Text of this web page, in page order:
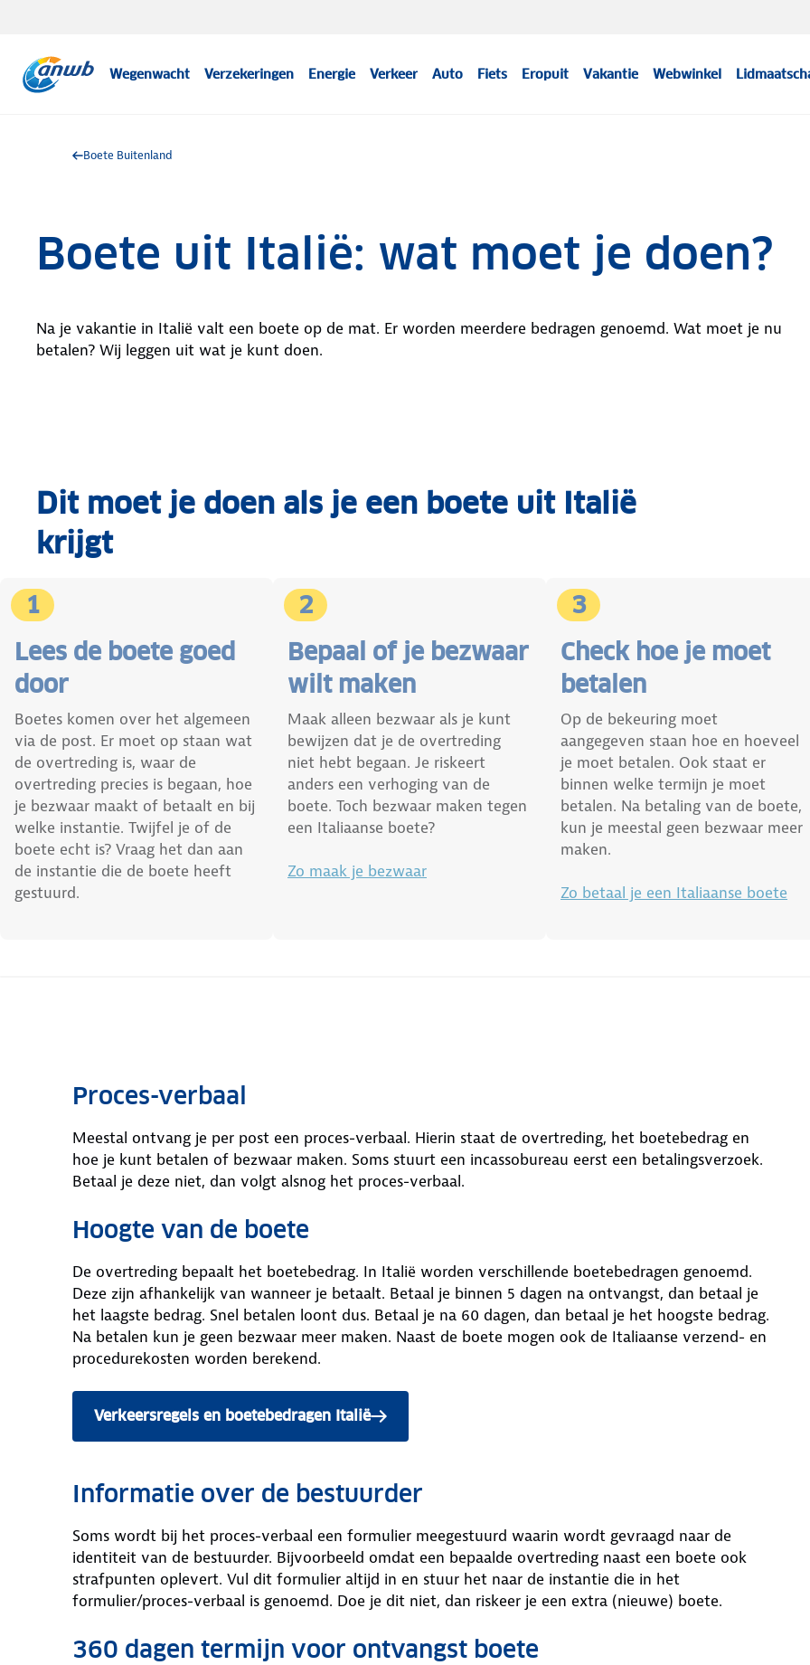
Wegenwacht Verzekeringen Energie Verkeer Auto Fiets Eropuit Vakantie Webwinkel
Boete Buitenland
Boete uit Italië: wat moet je doen?
Na je vakantie in Italië valt een boete op de mat. Er worden meerdere bedragen genoemd. Wat moet je nu
betalen? Wij leggen uit wat je kunt doen.
Dit moet je doen als je een boete uit Italië
krijgt
1
Lees de boete goed
door
Boetes komen over het algemeen
via de post. Er moet op staan wat
de overtreding is, waar de
overtreding precies is begaan, hoe
je bezwaar maakt of betaalt en bij
welke instantie. Twijfel je of de
boete echt is? Vraag het dan aan
de instantie die de boete heeft
gestuurd.
2
Bepaal of je bezwaar
wilt maken
Maak alleen bezwaar als je kunt
bewijzen dat je de overtreding
niet hebt begaan. Je riskeert
anders een verhoging van de
boete. Toch bezwaar maken tegen
een Italiaanse boete?
Zo maak je bezwaar
3
Check hoe je moet
betalen
Op de bekeuring moet
aangegeven staan hoe en hoeveel
je moet betalen. Ook staat er
binnen welke termijn je moet
betalen. Na betaling van de boete,
kun je meestal geen bezwaar meer
maken.
Zo betaal je een Italiaanse boete
Proces-verbaal
Meestal ontvang je per post een proces-verbaal. Hierin staat de overtreding, het boetebedrag en
hoe je kunt betalen of bezwaar maken. Soms stuurt een incassobureau eerst een betalingsverzoek.
Betaal je deze niet, dan volgt alsnog het proces-verbaal.
Hoogte van de boete
De overtreding bepaalt het boetebedrag. In Italië worden verschillende boetebedragen genoemd.
Deze zijn afhankelijk van wanneer je betaalt. Betaal je binnen 5 dagen na ontvangst, dan betaal je
het laagste bedrag. Snel betalen loont dus. Betaal je na 60 dagen, dan betaal je het hoogste bedrag.
Na betalen kun je geen bezwaar meer maken. Naast de boete mogen ook de Italiaanse verzend- en
procedurekosten worden berekend.
Verkeersregels en boetebedragen Italië
Informatie over de bestuurder
Soms wordt bij het proces-verbaal een formulier meegestuurd waarin wordt gevraagd naar de
identiteit van de bestuurder. Bijvoorbeeld omdat een bepaalde overtreding naast een boete ook
strafpunten oplevert. Vul dit formulier altijd in en stuur het naar de instantie die in het
formulier/proces-verbaal is genoemd. Doe je dit niet, dan riskeer je een extra (nieuwe) boete.
360 dagen termijn voor ontvangst boete